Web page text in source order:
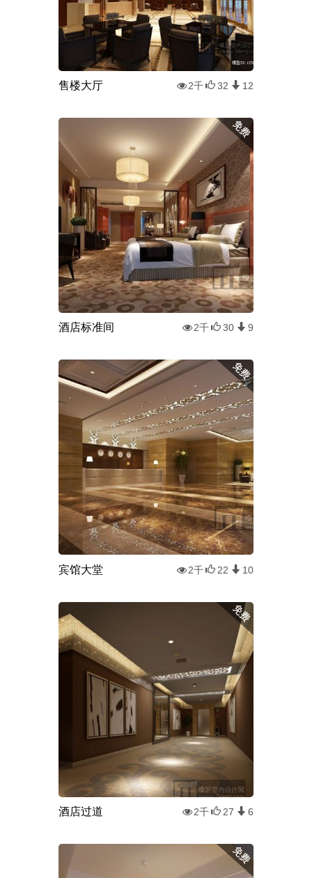
售楼大厅 2千 32 12
酒店标准间 2千 30 9
宾馆大堂 2千 22 10
酒店过道 2千 27 6